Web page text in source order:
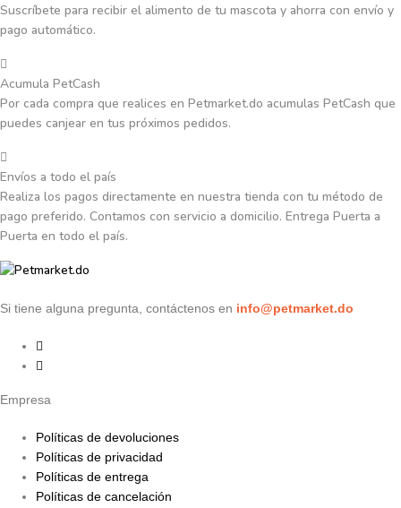
Suscríbete para recibir el alimento de tu mascota y ahorra con envío y
pago automático.
Acumula PetCash
Por cada compra que realices en Petmarket.do acumulas PetCash que
puedes canjear en tus próximos pedidos.
Envíos a todo el país
Realiza los pagos directamente en nuestra tienda con tu método de
pago preferido. Contamos con servicio a domicilio. Entrega Puerta a
Puerta en todo el país.
Si tiene alguna pregunta, contáctenos en info@petmarket.do
Empresa
Políticas de devoluciones
Políticas de privacidad
Políticas de entrega
Políticas de cancelación